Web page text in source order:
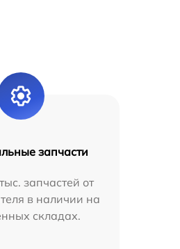
запчасти
запчастей от
в наличии на
складах.